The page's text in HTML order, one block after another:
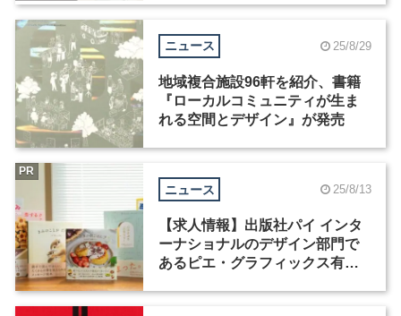
ニュース 25/8/29
地域複合施設96軒を紹介、書籍
『ローカルコミュニティが生ま
れる空間とデザイン』が発売
ニュース 25/8/13
【求人情報】出版社パイ インタ
ーナショナルのデザイン部門で
あるピエ・グラフィックス有限
PR